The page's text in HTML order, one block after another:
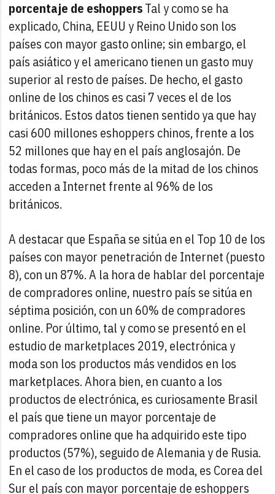
porcentaje de eshoppersTal y como se ha
explicado, China, EEUU y Reino Unido son los
países con mayor gasto online; sin embargo, el
país asiático y el americano tienen un gasto muy
superior al resto de países. De hecho, el gasto
online de los chinos es casi 7 veces el de los
británicos. Estos datos tienen sentido ya que hay
casi 600 millones eshoppers chinos, frente a los
52 millones que hay en el país anglosajón. De
todas formas, poco más de la mitad de los chinos
acceden a Internet frente al 96% de los
británicos.
A destacar que España se sitúa en el Top 10 de los
países con mayor penetración de Internet (puesto
8), con un 87%. A la hora de hablar del porcentaje
de compradores online, nuestro país se sitúa en
séptima posición, con un 60% de compradores
online. Por último, tal y como se presentó en el
estudio de marketplaces 2019, electrónica y
moda son los productos más vendidos en los
marketplaces. Ahora bien, en cuanto a los
productos de electrónica, es curiosamente Brasil
el país que tiene un mayor porcentaje de
compradores online que ha adquirido este tipo
productos (57%), seguido de Alemania y de Rusia.
En el caso de los productos de moda, es Corea del
Sur el país con mayor porcentaje de eshoppers